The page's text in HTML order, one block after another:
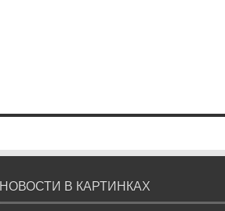
НОВОСТИ В КАРТИНКАХ